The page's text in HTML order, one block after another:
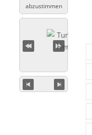
abzustimmen